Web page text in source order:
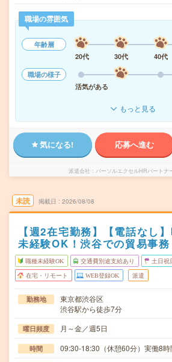
職場の雰囲気
年齢層
20代
30代 40代
職場の様子
活気がある
もっと見る
気になる! 応募へ進む
派遣会社 パーソルエクセルHRパートナ
未読 掲載日 2026/08/08
【週2在宅勤務】【電話なし
未経験OK！渋谷での貿易事務
職種未経験OK 交通費別途支給あり 土日祝
在宅・リモート WEB登録OK 派遣
勤務地
東京都渋谷区
渋谷駅から徒歩7分
曜日頻度 月～金／週5日
時間 09:30-18:30（休憩60分）実働8時